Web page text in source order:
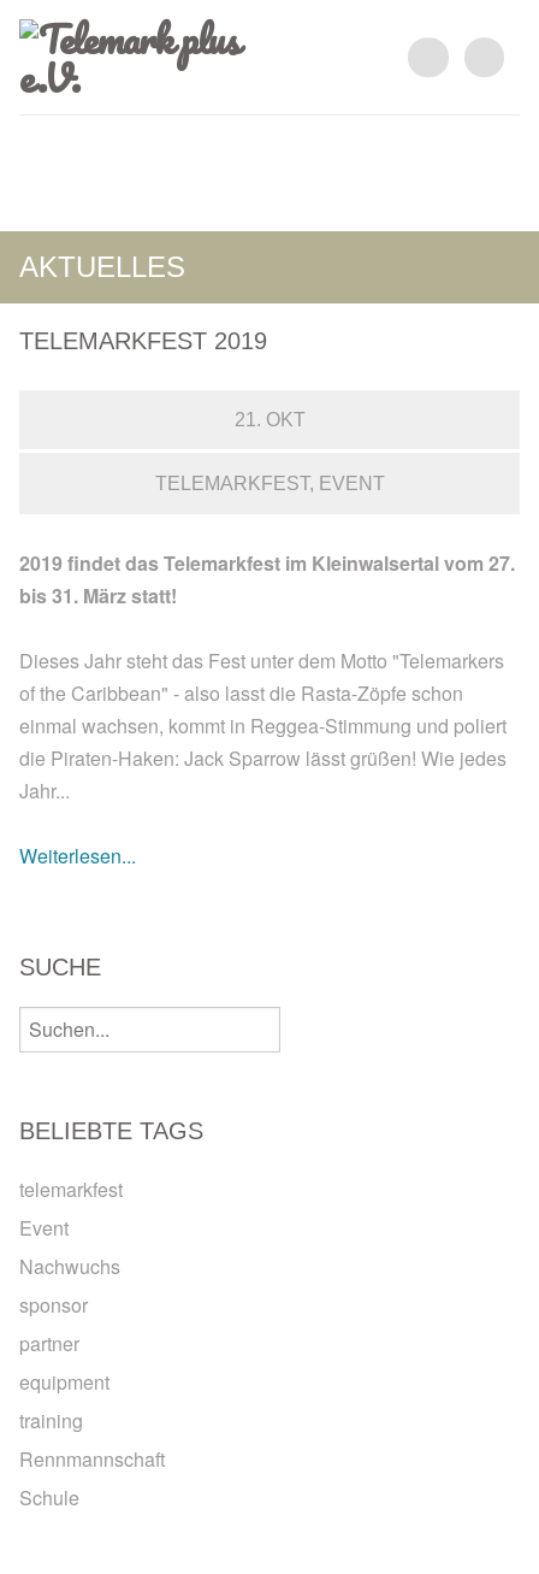
AKTUELLES
TELEMARKFEST 2019
21. OKT
TELEMARKFEST EVENT
2019 findet das Telemarkfest im Kleinwalsertal vom 27.
bis 31. März statt!
Dieses Jahr steht das Fest unter dem Motto "Telemarkers
of the Caribbean" - also lasst die Rasta-Zöpfe schon
einmal wachsen, kommt in Reggea-Stimmung und poliert
die Piraten-Haken: Jack Sparrow lässt grüßen! Wie jedes
Jahr...
Weiterlesen...
SUCHE
BELIEBTE TAGS
telemarkfest
Event
Nachwuchs
sponsor
partner
equipment
training
Rennmannschaft
Schule